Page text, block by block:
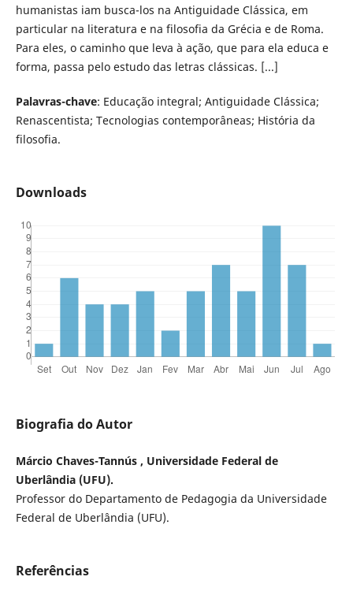
humanistas iam busca-los na Antiguidade Clássica, em
particular na literatura e na filosofia da Grécia e de Roma.
Para eles, o caminho que leva à ação, que para ela educa e
forma, passa pelo estudo das letras clássicas. [...]
Palavras-chave: Educação integral; Antiguidade Clássica;
Renascentista; Tecnologias contemporâneas; História da
filosofia.
Downloads
Biografia do Autor
Márcio Chaves-Tannús , Universidade Federal de
Uberlândia (UFU).
Professor do Departamento de Pedagogia da Universidade
Federal de Uberlândia (UFU).
Referências